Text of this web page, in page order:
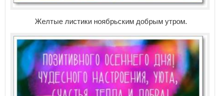
Желтые листики ноябрьским добрым утром.